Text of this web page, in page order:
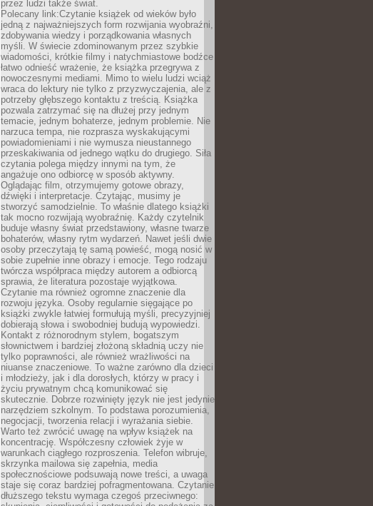
przez ludzi także świat.
Polecany link:Czytanie książek od wieków było
jedną z najważniejszych form rozwijania wyobraźni,
zdobywania wiedzy i porządkowania własnych
myśli. W świecie zdominowanym przez szybkie
wiadomości, krótkie filmy i natychmiastowe bodźce
łatwo odnieść wrażenie, że książka przegrywa z
nowoczesnymi mediami. Mimo to wielu ludzi wciąż
wraca do lektury nie tylko z przyzwyczajenia, ale z
potrzeby głębszego kontaktu z treścią. Książka
pozwala zatrzymać się na dłużej przy jednym
temacie, jednym bohaterze, jednym problemie. Nie
narzuca tempa, nie rozprasza wyskakującymi
powiadomieniami i nie wymusza nieustannego
przeskakiwania od jednego wątku do drugiego. Siła
czytania polega między innymi na tym, że
angażuje ono odbiorcę w sposób aktywny.
Oglądając film, otrzymujemy gotowe obrazy,
dźwięki i interpretacje. Czytając, musimy je
stworzyć samodzielnie. To właśnie dlatego książki
tak mocno rozwijają wyobraźnię. Każdy czytelnik
buduje własny świat przedstawiony, własne twarze
bohaterów, własny rytm wydarzeń. Nawet jeśli dwie
osoby przeczytają tę samą powieść, mogą nosić w
sobie zupełnie inne obrazy i emocje. Tego rodzaju
twórcza współpraca między autorem a odbiorcą
sprawia, że literatura pozostaje wyjątkowa.
Czytanie ma również ogromne znaczenie dla
rozwoju języka. Osoby regularnie sięgające po
książki zwykle łatwiej formułują myśli, precyzyjniej
dobierają słowa i swobodniej budują wypowiedzi.
Kontakt z różnorodnym stylem, bogatszym
słownictwem i bardziej złożoną składnią uczy nie
tylko poprawności, ale również wrażliwości na
niuanse znaczeniowe. To ważne zarówno dla dzieci
i młodzieży, jak i dla dorosłych, którzy w pracy i
życiu prywatnym chcą komunikować się
skutecznie. Dobrze rozwinięty język nie jest jedynie
narzędziem szkolnym. To podstawa porozumienia,
negocjacji, tworzenia relacji i wyrażania siebie.
Warto też zwrócić uwagę na wpływ książek na
koncentrację. Współczesny człowiek żyje w
warunkach ciągłego rozproszenia. Telefon wibruje,
skrzynka mailowa się zapełnia, media
społecznościowe podsuwają nowe treści, a uwaga
staje się coraz bardziej pofragmentowana. Czytanie
dłuższego tekstu wymaga czegoś przeciwnego: